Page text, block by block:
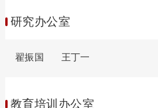
研究办公室
翟振国 王丁一
教育培训办公室